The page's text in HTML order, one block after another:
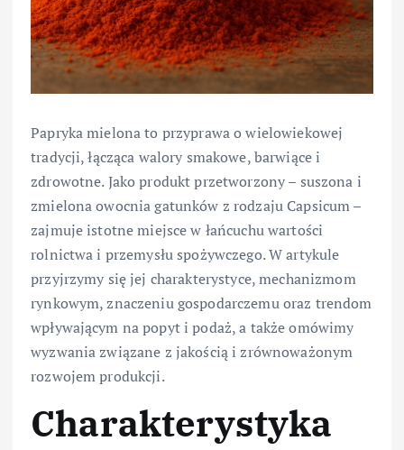
Papryka mielona to przyprawa o wielowiekowej
tradycji, łącząca walory smakowe, barwiące i
zdrowotne. Jako produkt przetworzony – suszona i
zmielona owocnia gatunków z rodzaju Capsicum –
zajmuje istotne miejsce w łańcuchu wartości
rolnictwa i przemysłu spożywczego. W artykule
przyjrzymy się jej charakterystyce, mechanizmom
rynkowym, znaczeniu gospodarczemu oraz trendom
wpływającym na popyt i podaż, a także omówimy
wyzwania związane z jakością i zrównoważonym
rozwojem produkcji.
Charakterystyka